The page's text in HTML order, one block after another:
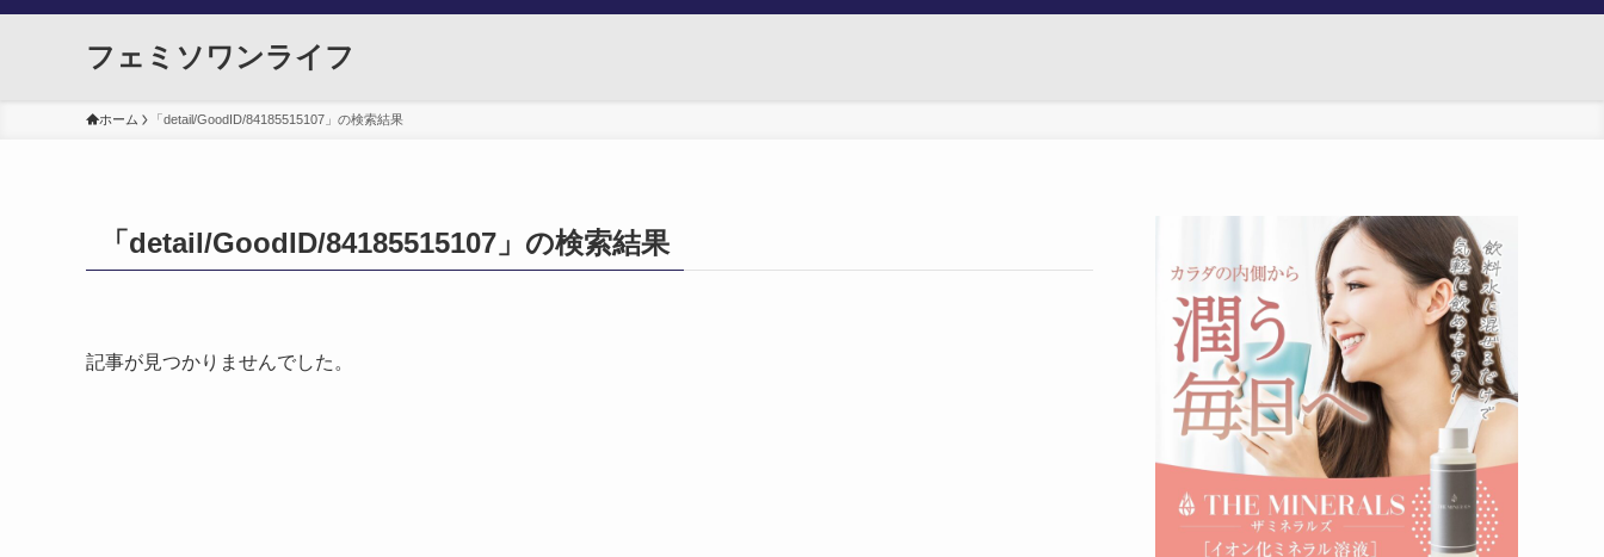
フェミソワンライフ
ホーム 「detail/GoodID/84185515107」の検索結果
「detail/GoodID/84185515107」の検索結果
記事が見つかりませんでした。